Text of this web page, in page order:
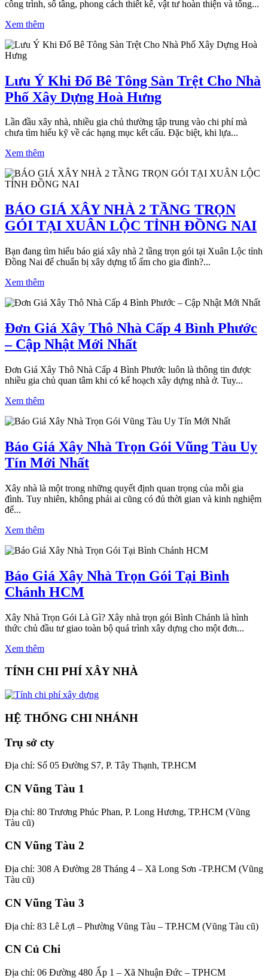
công trình, số tầng, phong cách thiết kế, vật tư hoàn thiện và tổng...
Xem thêm
Lưu Ý Khi Đổ Bê Tông Sàn Trệt Cho Nhà
Phố Xây Dựng Hoà Hưng
Lần đầu xây nhà, nhiều gia chủ thường tập trung vào chi phí mà
chưa tìm hiểu kỹ về các hạng mục kết cấu. Đặc biệt, khi lựa...
Xem thêm
BÁO GIÁ XÂY NHÀ 2 TẦNG TRỌN
GÓI TẠI XUÂN LỘC TỈNH ĐỒNG NAI
Bạn đang tìm hiểu báo giá xây nhà 2 tầng trọn gói tại Xuân Lộc tỉnh
Đồng Nai để chuẩn bị xây dựng tổ ấm cho gia đình?...
Xem thêm
Đơn Giá Xây Thô Nhà Cấp 4 Bình Phước
– Cập Nhật Mới Nhất
Đơn Giá Xây Thô Nhà Cấp 4 Bình Phước luôn là thông tin được
nhiều gia chủ quan tâm khi có kế hoạch xây dựng nhà ở. Tuy...
Xem thêm
Báo Giá Xây Nhà Trọn Gói Vũng Tàu Uy
Tín Mới Nhất
Xây nhà là một trong những quyết định quan trọng của mỗi gia
đình. Tuy nhiên, không phải ai cũng có đủ thời gian và kinh nghiệm
để...
Xem thêm
Báo Giá Xây Nhà Trọn Gói Tại Bình
Chánh HCM
Xây Nhà Trọn Gói Là Gì? Xây nhà trọn gói Bình Chánh là hình
thức chủ đầu tư giao toàn bộ quá trình xây dựng cho một đơn...
Xem thêm
TÍNH CHI PHÍ XÂY NHÀ
HỆ THỐNG CHI NHÁNH
Trụ sở cty
Địa chỉ: Số 05 Đường S7, P. Tây Thạnh, TP.HCM
CN Vũng Tàu 1
Địa chỉ: 80 Trương Phúc Phan, P. Long Hương, TP.HCM (Vũng
Tàu cũ)
CN Vũng Tàu 2
Địa chỉ: 308 A Đường 28 Tháng 4 – Xã Long Sơn -TP.HCM (Vũng
Tàu cũ)
CN Vũng Tàu 3
Địa chỉ: 83 Lê Lợi – Phường Vũng Tàu – TP.HCM (Vũng Tàu cũ)
CN Củ Chi
Địa chỉ: 06 Đường 480 Ấp 1 – Xã Nhuận Đức – TPHCM